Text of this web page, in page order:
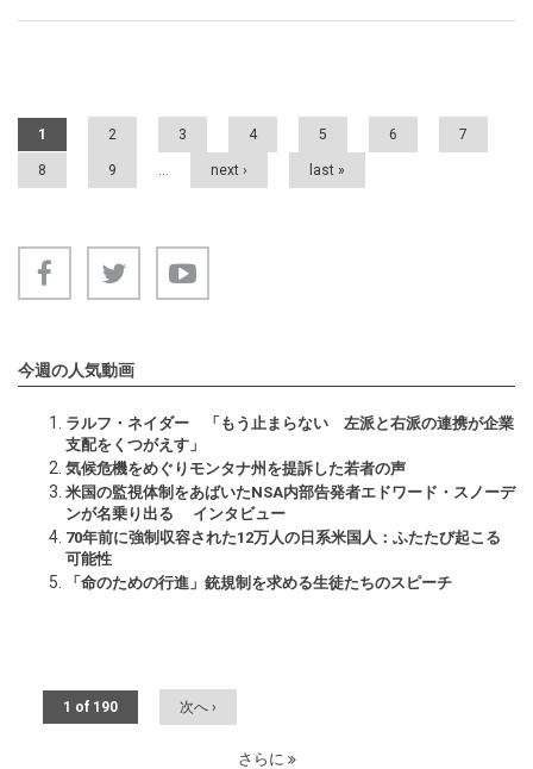
Pages
1 2 3 4 5 6 7
8 9 next › last »
今週の人気動画
ラルフ・ネイダー 「もう止まらない 左派と右派の連携が企業
支配をくつがえす」
気候危機をめぐりモンタナ州を提訴した若者の声
米国の監視体制をあばいたNSA内部告発者エドワード・スノーデ
ンが名乗り出る インタビュー
70年前に強制収容された12万人の日系米国人：ふたたび起こる
可能性
「命のための行進」銃規制を求める生徒たちのスピーチ
1 of 190 次へ ›
さらに